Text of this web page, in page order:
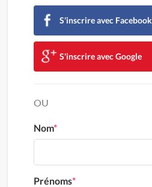
S'inscrire avec Facebook
S'inscrire avec Google
OU
Nom*
Prénoms*